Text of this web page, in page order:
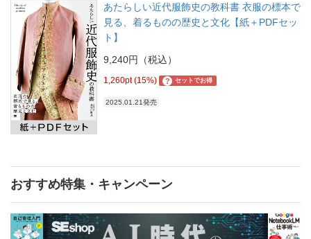
あたらしい近代服飾史の教科書 衣服の標本で
見る、着るものの歴史と文化【紙＋PDFセッ
ト】
9,240円（税込）
1,260pt (15%) ? セットでお得
2025.01.21発売
おすすめ特集・キャンペーン